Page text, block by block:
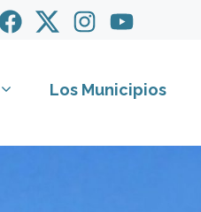
Los Municipios